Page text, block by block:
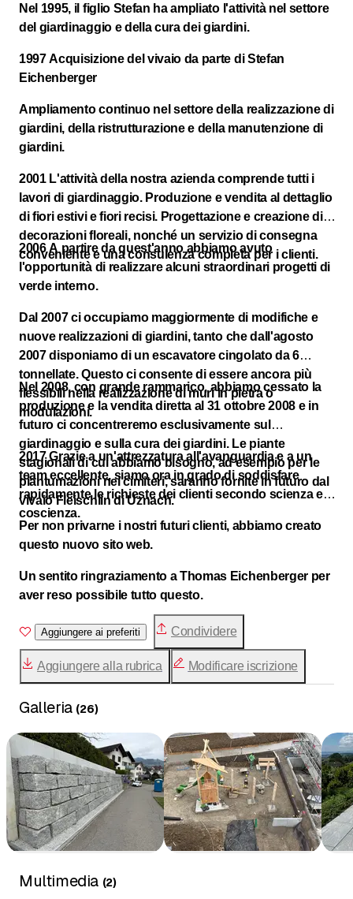
Nel 1995, il figlio Stefan ha ampliato l'attività nel settore
del giardinaggio e della cura dei giardini.
1997 Acquisizione del vivaio da parte di Stefan
Eichenberger
Ampliamento continuo nel settore della realizzazione di
giardini, della ristrutturazione e della manutenzione di
giardini.
2001 L'attività della nostra azienda comprende tutti i
lavori di giardinaggio. Produzione e vendita al dettaglio
di fiori estivi e fiori recisi. Progettazione e creazione di
decorazioni floreali, nonché un servizio di consegna
conveniente e una consulenza completa per i clienti.
2006 A partire da quest'anno abbiamo avuto
l'opportunità di realizzare alcuni straordinari progetti di
verde interno.
Dal 2007 ci occupiamo maggiormente di modifiche e
nuove realizzazioni di giardini, tanto che dall'agosto
2007 disponiamo di un escavatore cingolato da 6
tonnellate. Questo ci consente di essere ancora più
flessibili nella realizzazione di muri in pietra o
modulazioni.
Nel 2008, con grande rammarico, abbiamo cessato la
produzione e la vendita diretta al 31 ottobre 2008 e in
futuro ci concentreremo esclusivamente sul
giardinaggio e sulla cura dei giardini. Le piante
stagionali di cui abbiamo bisogno, ad esempio per le
piantumazioni nei cimiteri, saranno fornite in futuro dal
vivaio Fleischlin di Uznach.
2017 Grazie a un'attrezzatura all'avanguardia e a un
team eccellente, siamo ora in grado di soddisfare
rapidamente le richieste dei clienti secondo scienza e
coscienza.
Per non privarne i nostri futuri clienti, abbiamo creato
questo nuovo sito web.
Un sentito ringraziamento a Thomas Eichenberger per
aver reso possibile tutto questo.
Aggiungere ai preferiti Condividere
Aggiungere alla rubrica Modificare iscrizione
Galleria (26)
Multimedia (2)